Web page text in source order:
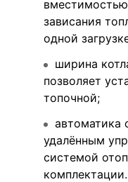
зависания
одной
ширина
позволяет
топочной;
автоматика
удалённым
системой
комплектации.